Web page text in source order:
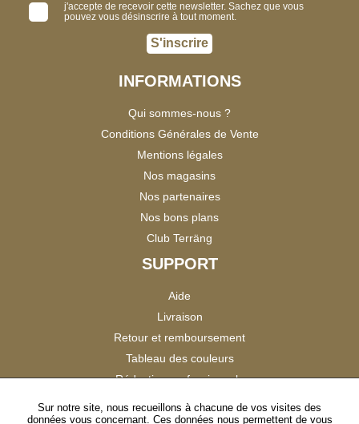
j'accepte de recevoir cette newsletter. Sachez que vous
pouvez vous désinscrire à tout moment.
S'inscrire
INFORMATIONS
Qui sommes-nous ?
Conditions Générales de Vente
Mentions légales
Nos magasins
Nos partenaires
Nos bons plans
Club Terräng
SUPPORT
Aide
Livraison
Retour et remboursement
Tableau des couleurs
Réduction professionnels
Satisfaction Clients
Sur notre site, nous recueillons à chacune de vos visites des
données vous concernant. Ces données nous permettent de vous